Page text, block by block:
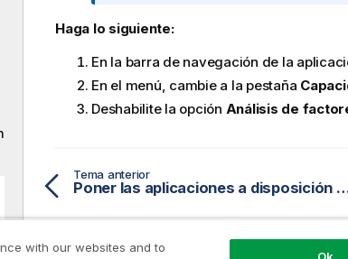
a
n
f
o
t
v
a
Haga lo siguiente:
En la barra de navegación de la
En el menú, cambie a la pestaña
Deshabilite la opción Análisis de
Tema anterior
Poner las aplicaciones a disposición
with our websites and to